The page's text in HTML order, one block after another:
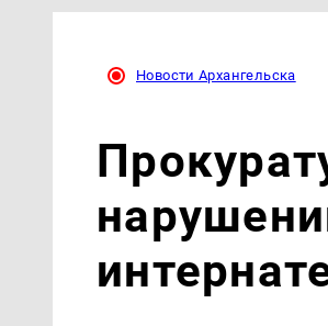
Новости Архангельска